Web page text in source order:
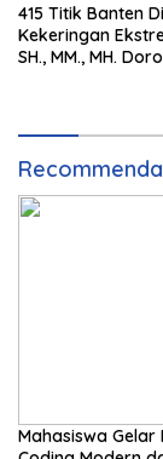
415 Titik Banten
Kekeringan
SH., MM., MH.
Mahasiswa Gelar